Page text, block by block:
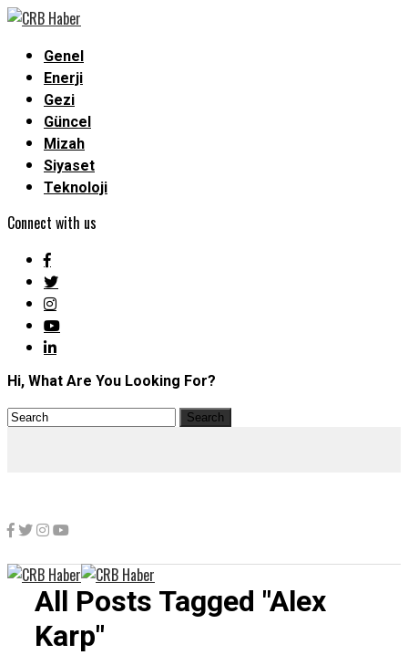
Genel
Enerji
Gezi
Güncel
Mizah
Siyaset
Teknoloji
Connect with us
Hi, What Are You Looking For?
All Posts Tagged "Alex
Karp"